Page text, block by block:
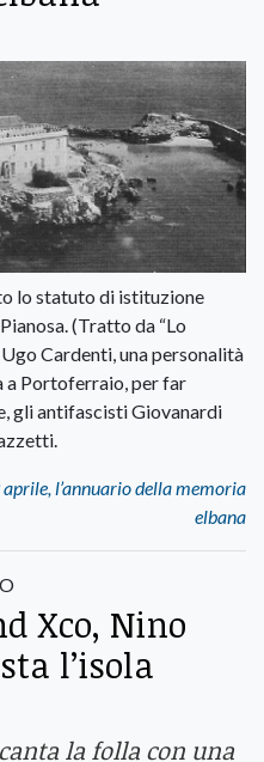
lo statuto di istituzione
(Tratto da “Lo
Cardenti, una personalità
a Portoferraio, per far
gli antifascisti Giovanardi
l’annuario della memoria
elbana
Xco, Nino
l’isola
la folla con una